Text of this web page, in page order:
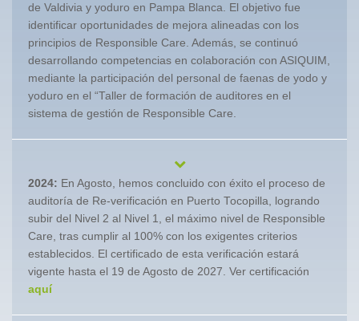
de Valdivia y yoduro en Pampa Blanca. El objetivo fue
identificar oportunidades de mejora alineadas con los
principios de Responsible Care. Además, se continuó
desarrollando competencias en colaboración con ASIQUIM,
mediante la participación del personal de faenas de yodo y
yoduro en el “Taller de formación de auditores en el
sistema de gestión de Responsible Care.
2024: En Agosto, hemos concluido con éxito el proceso de
auditoría de Re-verificación en Puerto Tocopilla, logrando
subir del Nivel 2 al Nivel 1, el máximo nivel de Responsible
Care, tras cumplir al 100% con los exigentes criterios
establecidos. El certificado de esta verificación estará
vigente hasta el 19 de Agosto de 2027. Ver certificación
aquí